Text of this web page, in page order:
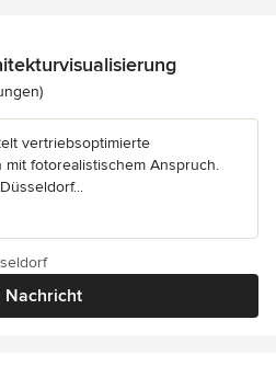
5 von 5 Sternen
vertriebsoptimierte
fotorealistischem Anspruch.
Nachricht